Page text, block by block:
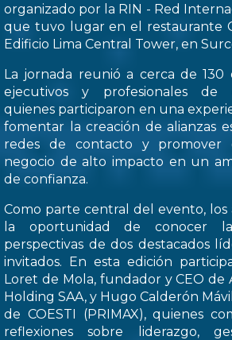
organizado por la RIN - Red
que tuvo lugar en el restaurante
Edificio Lima Central Tower, en
La jornada reunió a cerca de 130
ejecutivos y profesionales de
quienes participaron en una
fomentar la creación de alianzas
redes de contacto y promover
negocio de alto impacto en un
de confianza.
Como parte central del evento, los
la oportunidad de conocer
perspectivas de dos destacados
invitados. En esta edición
Loret de Mola, fundador y CEO de
Holding SAA, y Hugo Calderón
de COESTI (PRIMAX), quienes
reflexiones sobre liderazgo,